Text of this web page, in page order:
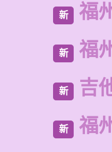
新 福
新 福
新 吉
新 福